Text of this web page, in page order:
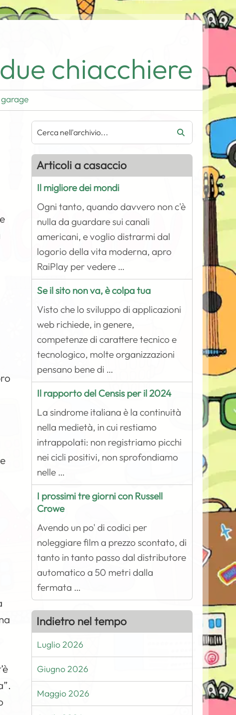
due chiacchiere
garage
Articoli a casaccio
Il migliore dei mondi
Ogni tanto, quando davvero non c'è
nulla da guardare sui canali
americani, e voglio distrarmi dal
logorio della vita moderna, apro
RaiPlay per vedere …
Se il sito non va, è colpa tua
Visto che lo sviluppo di applicazioni
web richiede, in genere,
competenze di carattere tecnico e
tecnologico, molte organizzazioni
pensano bene di …
Il rapporto del Censis per il 2024
La sindrome italiana è la continuità
nella medietà, in cui restiamo
intrappolati: non registriamo picchi
nei cicli positivi, non sprofondiamo
nelle …
I prossimi tre giorni con Russell
Crowe
Avendo un po' di codici per
noleggiare film a prezzo scontato, di
tanto in tanto passo dal distributore
automatico a 50 metri dalla
fermata …
Indietro nel tempo
Luglio 2026
Giugno 2026
Maggio 2026